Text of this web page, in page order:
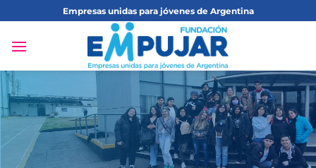
al
contenido
Empresas unidas para jóvenes de Argentina